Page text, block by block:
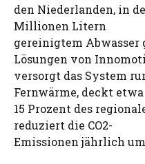
den Niederlanden, in
Millionen Litern
gereinigtem
Lösungen von
versorgt das System
Fernwärme, deckt etwa
15 Prozent des
reduziert die CO2-
Emissionen jährlich